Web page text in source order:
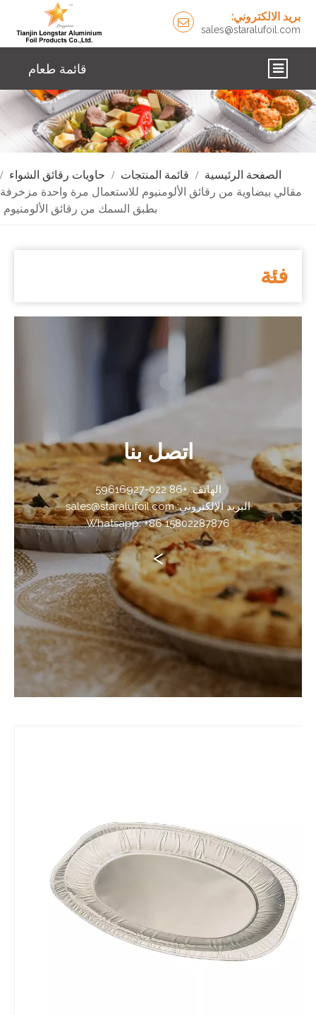
بريد الالكتروني:
sales@staralufoil.com
قائمة طعام
اتصل بنا
الإخبارية
حلول
معلومات عنا
الصفحة الرئيسية / قائمة المنتجات / حاويات رقائق الشواء /
مقالي بيضاوية من رقائق الألومنيوم للاستعمال مرة واحدة مزخرفة
بطبق السمك من رقائق الألومنيوم
فئة
اتصل بنا
الهاتف: +86 022-59616927
البريد الإلكتروني: sales@staralufoil.com
Whatsapp: +86 15802287876
>